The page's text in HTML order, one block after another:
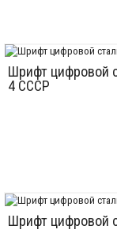
Шрифт цифровой
4 СССР
Шрифт цифровой